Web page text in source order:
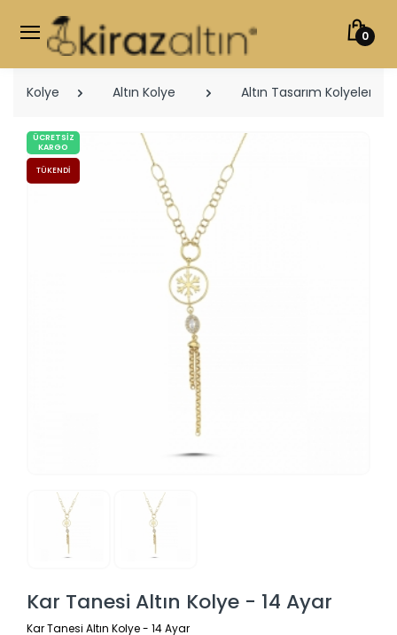
0
Kolye Altın Kolye Altın Tasarım Kolyeler
ÜCRETSIZ
KARGO
TÜKENDI
Kar Tanesi Altın Kolye - 14 Ayar
Kar Tanesi Altın Kolye - 14 Ayar